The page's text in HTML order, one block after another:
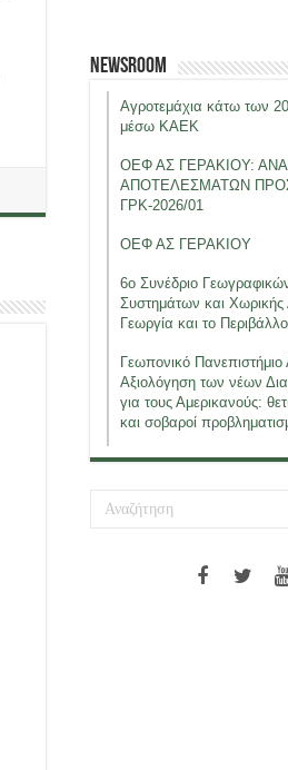
Newsroom
Αγροτεμάχια κάτω των
μέσω ΚΑΕΚ
ΟΕΦ ΑΣ ΓΕΡΑΚΙΟΥ:
ΑΠΟΤΕΛΕΣΜΑΤΩΝ
ΓΡΚ-2026/01
ΟΕΦ ΑΣ ΓΕΡΑΚΙΟΥ
6ο Συνέδριο
Συστημάτων και
Γεωργία και το
Γεωπονικό
Αξιολόγηση των νέων
για τους Αμερικανούς:
και σοβαροί